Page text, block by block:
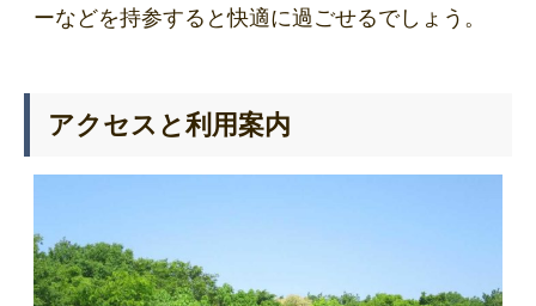
ーなどを持参すると快適に過ごせるでしょう。
アクセスと利用案内